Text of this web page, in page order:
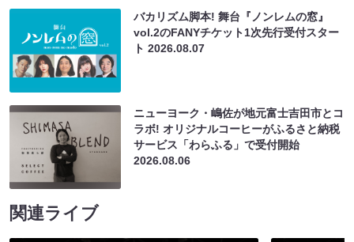
バカリズム脚本! 舞台『ノンレムの窓』
vol.2のFANYチケット1次先行受付スター
ト2026.08.07
ニューヨーク・嶋佐が地元富士吉田市とコ
ラボ! オリジナルコーヒーがふるさと納税
サービス「わらふる」で受付開始
2026.08.06
関連ライブ